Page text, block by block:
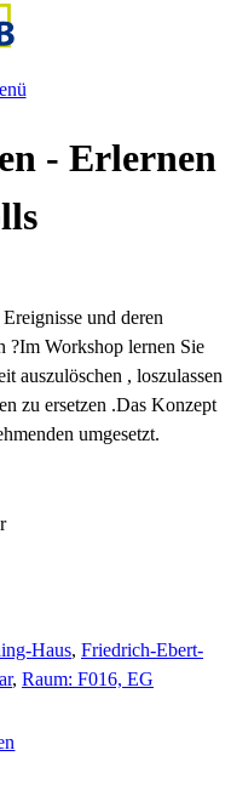
- Erlernen
und deren
?Im Workshop lernen Sie
auszulöschen , loszulassen
zu ersetzen .Das Konzept
umgesetzt.
Haus, Friedrich-Ebert-
, Raum: F016, EG